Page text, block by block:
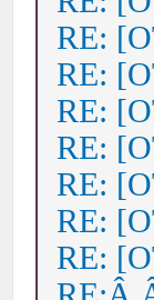
RE:
RE:
RE:
RE:
RE:
RE:
RE: